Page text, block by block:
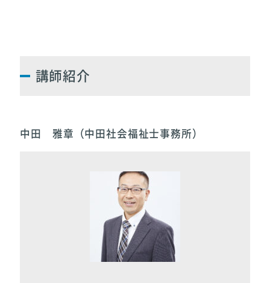
講師紹介
中田 雅章（中田社会福祉士事務所）